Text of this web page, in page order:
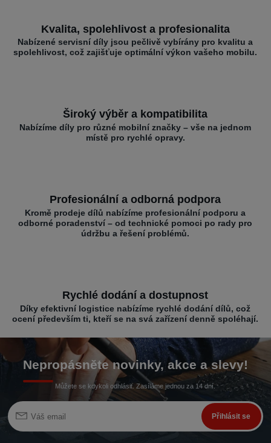
Kvalita, spolehlivost a profesionalita
Nabízené servisní díly jsou pečlivě vybírány pro kvalitu a
spolehlivost, což zajišťuje optimální výkon vašeho mobilu.
Široký výběr a kompatibilita
Nabízíme díly pro různé mobilní značky – vše na jednom
místě pro rychlé opravy.
Profesionální a odborná podpora
Kromě prodeje dílů nabízíme profesionální podporu a
odborné poradenství – od technické pomoci po rady pro
údržbu a řešení problémů.
Rychlé dodání a dostupnost
Díky efektivní logistice nabízíme rychlé dodání dílů, což
ocení především ti, kteří se na svá zařízení denně spoléhají.
Nepropásněte novinky, akce a slevy!
Můžete se kdykoli odhlásit. Zasíláme jednou za 14 dní.
Přihlásit se